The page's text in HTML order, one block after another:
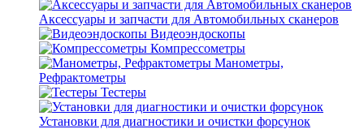
Аксессуары и запчасти для Автомобильных сканеров
Видеоэндоскопы
Компрессометры
Манометры,
Рефрактометры
Тестеры
Установки для диагностики и очистки форсунок